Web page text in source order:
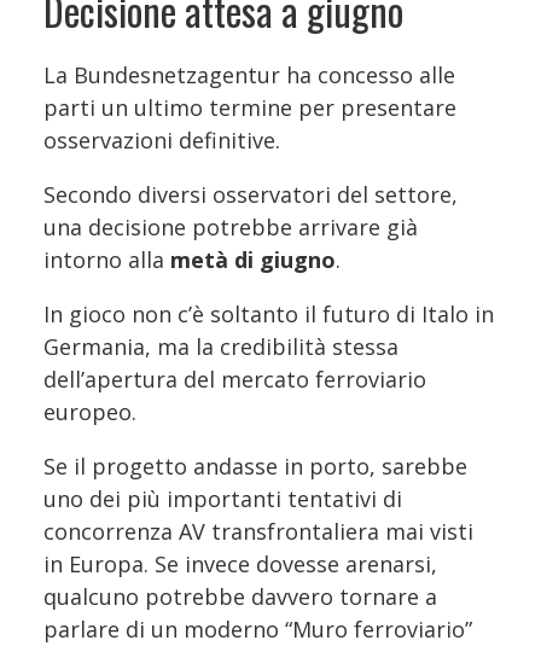
La Bundesnetzagentur ha concesso alle
parti un ultimo termine per presentare
osservazioni definitive.
Secondo diversi osservatori del settore,
una decisione potrebbe arrivare già
intorno alla metà di giugno.
In gioco non c’è soltanto il futuro di Italo in
Germania, ma la credibilità stessa
dell’apertura del mercato ferroviario
europeo.
Se il progetto andasse in porto, sarebbe
uno dei più importanti tentativi di
concorrenza AV transfrontaliera mai visti
in Europa. Se invece dovesse arenarsi,
qualcuno potrebbe davvero tornare a
parlare di un moderno “Muro ferroviario”